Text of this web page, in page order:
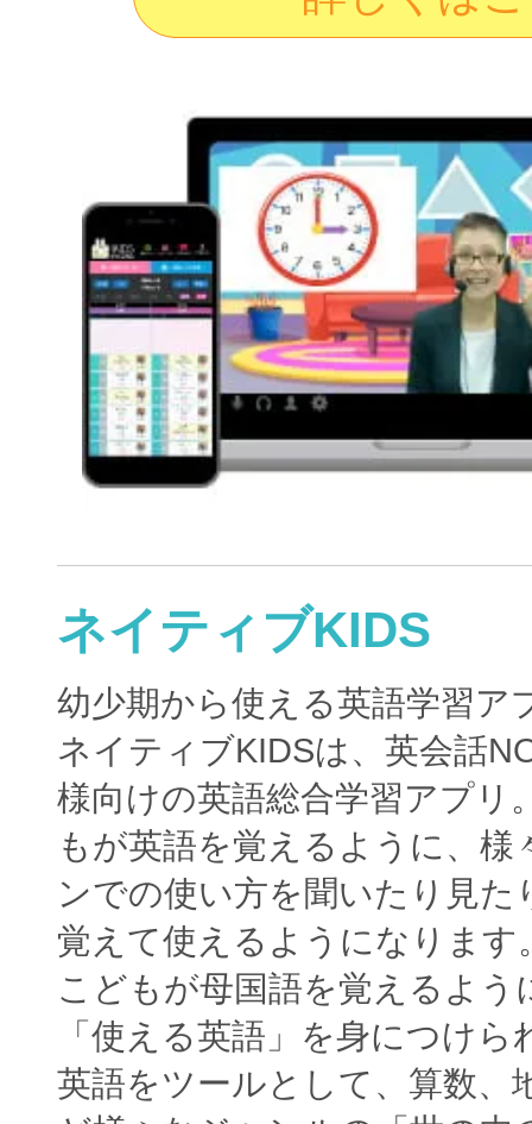
ネイティブKIDS
幼少期から使える英語学習ア
ネイティブKIDSは、英会話
様向けの英語総合学習アプリ
もが英語を覚えるように、
ンでの使い方を聞いたり見た
覚えて使えるようになります
こどもが母国語を覚えるよう
「使える英語」を身につけら
英語をツールとして、算数、